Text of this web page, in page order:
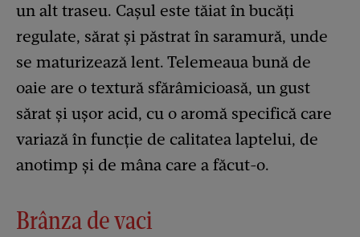
un alt traseu. Cașul este tăiat în bucăți
regulate, sărat și păstrat în saramură, unde
se maturizează lent. Telemeaua bună de
oaie are o textură sfărâmicioasă, un gust
sărat și ușor acid, cu o aromă specifică care
variază în funcție de calitatea laptelui, de
anotimp și de mâna care a făcut-o.
Brânza de vaci